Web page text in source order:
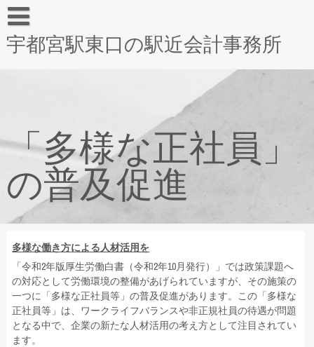
宇都宮駅東口の駅近会計事務所
「多様な正社員」
の普及促進
多様な働き方による人材活用を
「令和2年版厚生労働白書（令和2年10月発行）」では政策課題へ
の対応として労働環境の整備があげられていますが、その施策の
一つに「多様な正社員等」の普及促進があります。この「多様な
正社員等」は、ワークライフバランスや非正規社員の待遇が問題
となる中で、企業の新たな人材活用の考え方として注目されてい
ます。